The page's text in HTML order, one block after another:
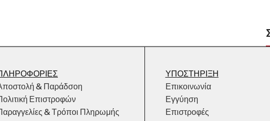
& Παράδσοη
Επιστροφών
& Τρόποι Πληρωμής
ΥΠΟΣΤΗΡΙΞΗ
Επικοινωνία
Εγγύηση
Επιστροφές